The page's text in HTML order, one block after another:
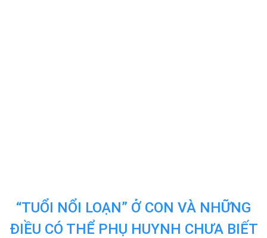
“TUỔI NỔI LOẠN” Ở CON VÀ NHỮNG
ĐIỀU CÓ THỂ PHỤ HUYNH CHƯA BIẾT